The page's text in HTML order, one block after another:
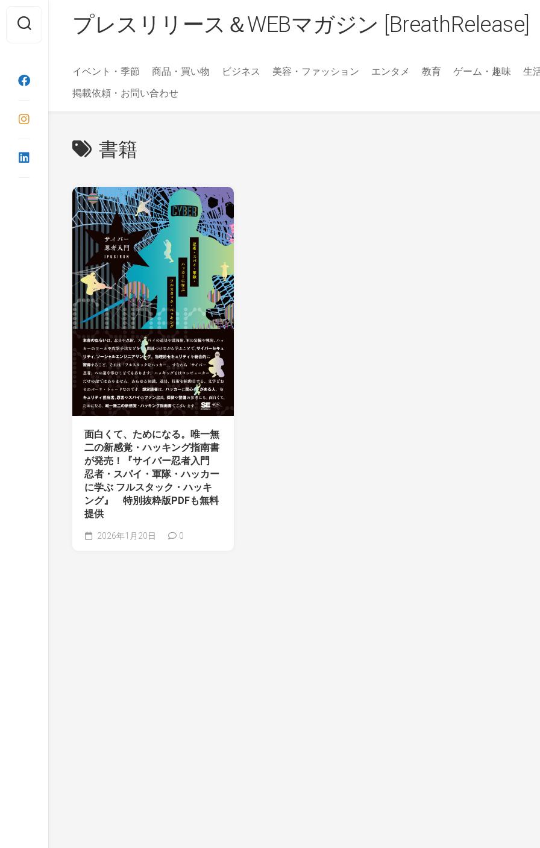
content
プレスリリース＆WEBマガジン [BreathRelease]
イベント・季節 商品・買い物 ビジネス 美容・ファッション エンタメ 教育 ゲーム・趣味
生
掲載依頼・お問い合わせ
書籍
面白くて、ためになる。唯一無
二の新感覚・ハッキング指南書
が発売！『サイバー忍者入門
忍者・スパイ・軍隊・ハッカー
に学ぶ フルスタック・ハッキ
ング』 特別抜粋版PDFも無料
提供
2026年1月20日 0